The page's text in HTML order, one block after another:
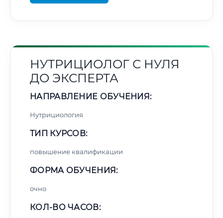
НУТРИЦИОЛОГ С НУЛЯ
ДО ЭКСПЕРТА
НАПРАВЛЕНИЕ ОБУЧЕНИЯ:
Нутрициология
ТИП КУРСОВ:
повышение квалификации
ФОРМА ОБУЧЕНИЯ:
очно
КОЛ-ВО ЧАСОВ: